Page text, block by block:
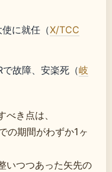
に就任（X/TCC
故障、安楽死（岐
き点は、
の期間がわずか1ヶ
いつつあった矢先の